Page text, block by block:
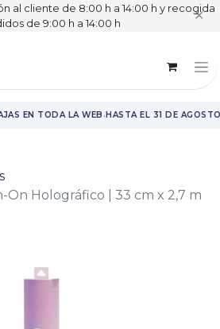
al cliente de 8:00 h a 14:00 h y recogida
de 9:00 h a 14:00 h
✕
EN TODA LA WEB· HASTA EL 31 DE AGOSTO
On Holográfico | 33 cm x 2,7 m